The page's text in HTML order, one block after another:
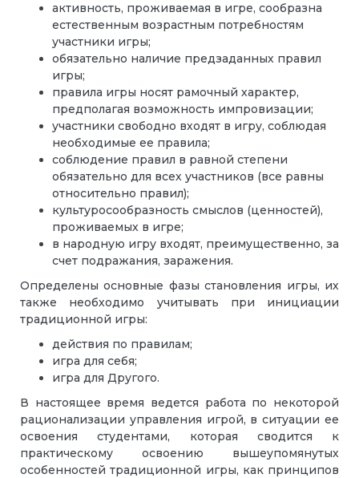
активность, проживаемая в игре, сообразна
естественным возрастным потребностям
участники игры;
обязательно наличие предзаданных правил
игры;
правила игры носят рамочный характер,
предполагая возможность импровизации;
участники свободно входят в игру, соблюдая
необходимые ее правила;
соблюдение правил в равной степени
обязательно для всех участников (все равны
относительно правил);
культуросообразность смыслов (ценностей),
проживаемых в игре;
в народную игру входят, преимущественно, за
счет подражания, заражения.
Определены основные фазы становления игры, их
также необходимо учитывать при инициации
традиционной игры:
действия по правилам;
игра для себя;
игра для Другого.
В настоящее время ведется работа по некоторой
рационализации управления игрой, в ситуации ее
освоения студентами, которая сводится к
практическому освоению вышеупомянутых
особенностей традиционной игры, как принципов